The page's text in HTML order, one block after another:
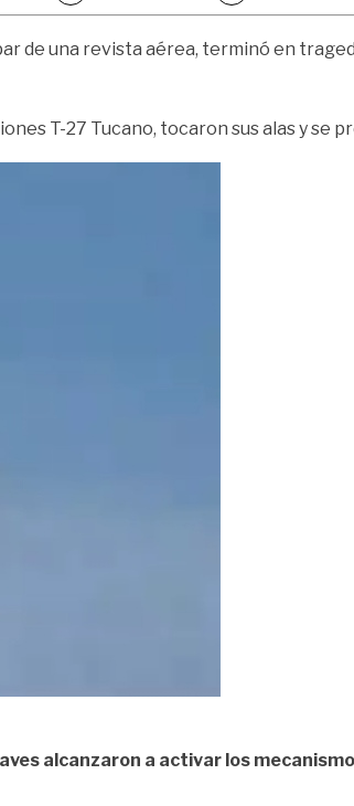
de una revista aérea, terminó en
T-27 Tucano, tocaron sus alas y se
alcanzaron a activar los